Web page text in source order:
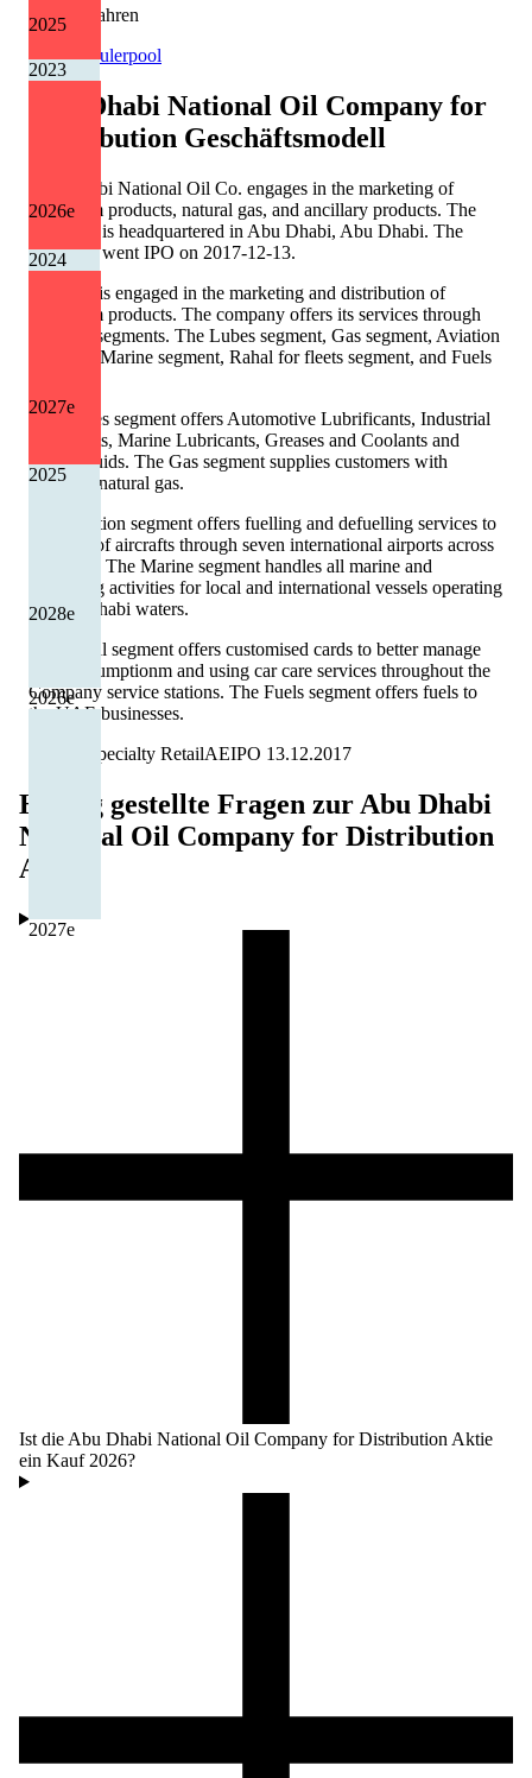
2025
2026e
2027e
2028e
2023
2024
2025
2026e
2027e
0 von 2 Jahren
Quelle: Eulerpool
Abu Dhabi National Oil Company for
Distribution Geschäftsmodell
Abu Dhabi National Oil Co. engages in the marketing of
petroleum products, natural gas, and ancillary products. The
company is headquartered in Abu Dhabi, Abu Dhabi. The
company went IPO on 2017-12-13.
The firm is engaged in the marketing and distribution of
petroleum products. The company offers its services through
six main segments. The Lubes segment, Gas segment, Aviation
segment, Marine segment, Rahal for fleets segment, and Fuels
The Lubes segment offers Automotive Lubrificants, Industrial
Lubricants, Marine Lubricants, Greases and Coolants and
Brake Fluids. The Gas segment supplies customers with
liquefied natural gas.
The Aviation segment offers fuelling and defuelling services to
all types of aircrafts through seven international airports across
the UAE. The Marine segment handles all marine and
bunkering activities for local and international vessels operating
in Abu Dhabi waters.
The Rahal segment offers customised cards to better manage
fuel consumptionm and using car care services throughout the
Company service stations. The Fuels segment offers fuels to
the UAE businesses.
Specialty RetailAEIPO 13.12.2017
Häufig gestellte Fragen zur Abu Dhabi
National Oil Company for Distribution
Aktie
Ist die Abu Dhabi National Oil Company for Distribution Aktie
ein Kauf 2026?